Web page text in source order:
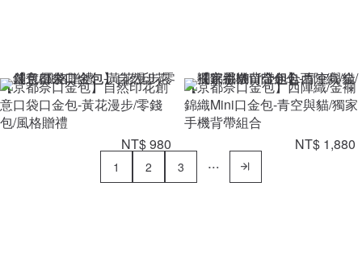
【京都奈口金包】自然印花創
意口袋口金包-黃花漫步/零錢
包/風格贈禮
NT$ 980
【京都奈口金包】西陣織/金襴
錦織Mini口金包-青空與貓/獨家
手機背帶組合
NT$ 1,880
1 2 3